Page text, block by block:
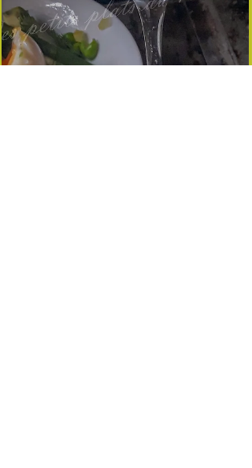
d'en profiter et de réaliser de nouvelles recettes,
qui changent de la classique ratatouille, des
tomates farcies de grand-maman ou encore des